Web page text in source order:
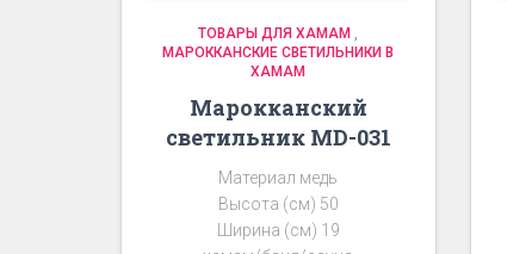
ТОВАРЫ ДЛЯ ХАМАМ ,
МАРОККАНСКИЕ СВЕТИЛЬНИКИ В
ХАМАМ
Марокканский
светильник MD-031
Материал медь
Высота (см) 50
Ширина (см) 19